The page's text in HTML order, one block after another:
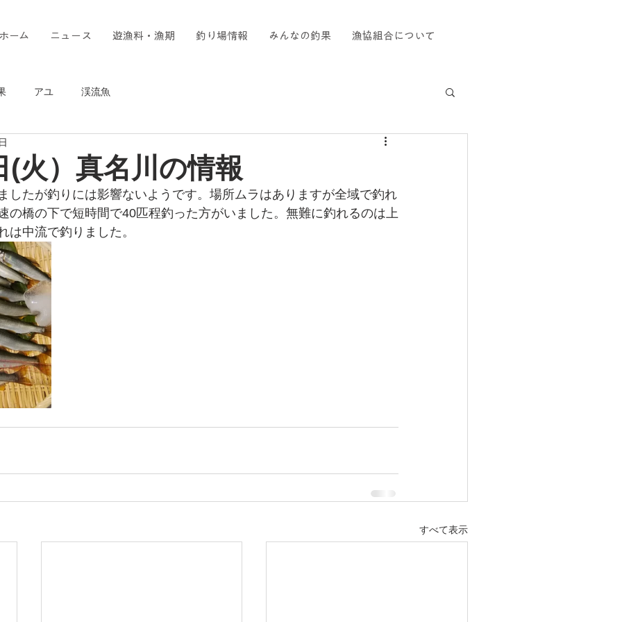
ーム ニュース 遊漁料・漁期 釣り場情報 みんなの釣果 漁協組合について
アユ 渓流魚
(火）真名川の情報
したが釣りには影響ないようです。場所ムラはありますが全域で釣れ
の橋の下で短時間で40匹程釣った方がいました。無難に釣れるのは上
は中流で釣りました。
すべて表示